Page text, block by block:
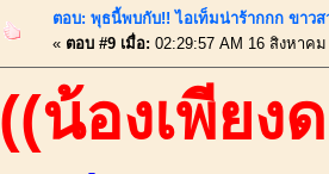
ตอบ: พุธนี้พบกับ!! ไอเท็มน่าร้ากกก ขาว
« ตอบ #9 เมื่อ: 02:29:57 AM 16 สิงหาคม
((น้องเพียง